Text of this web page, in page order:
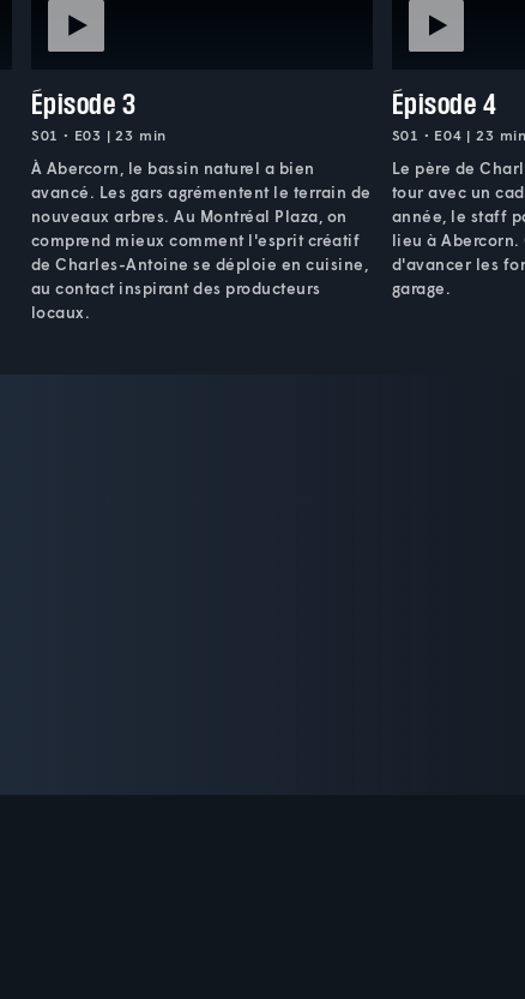
Épisode 3
S01 • E03 | 23 min
À Abercorn, le bassin naturel a bien
avancé. Les gars agrémentent le terrain de
nouveaux arbres. Au Montréal Plaza, on
comprend mieux comment l'esprit créatif
de Charles-Antoine se déploie en cuisine,
au contact inspirant des producteurs
locaux.
Épisode 4
S01 • E04 | 23
Le père de
tour avec un
année, le staff
lieu à
d'avancer les
garage.